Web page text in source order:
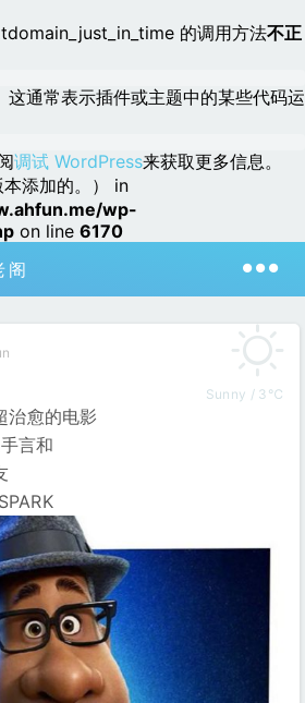
的调用方法不正
这通常表示插件或主题中的某些代码运
调试 WordPress来获取更多信息。
本添加的。） in
wp-
on line 6170
阁
Sunny / 3℃
治愈的电影
言和